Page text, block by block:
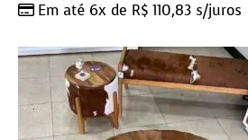
Em até 6x de R$ 110,83 s/juros